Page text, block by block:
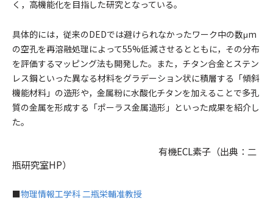
く，高機能化を目指した研究となっている。
具体的には，従来のDEDでは避けられなかったワーク中の数μm
の空孔を再溶融処理によって55%低減させるとともに，その分布
を評価するマッピング法も開発した。また，チタン合金とステン
レス鋼といった異なる材料をグラデーション状に積層する「傾斜
機能材料」の造形や，金属粉に水酸化チタンを加えることで多孔
質の金属を形成する「ポーラス金属造形」といった成果を紹介し
た。
有機ECL素子（出典：二
瓶研究室HP）
■物理情報工学科 二瓶栄輔准教授